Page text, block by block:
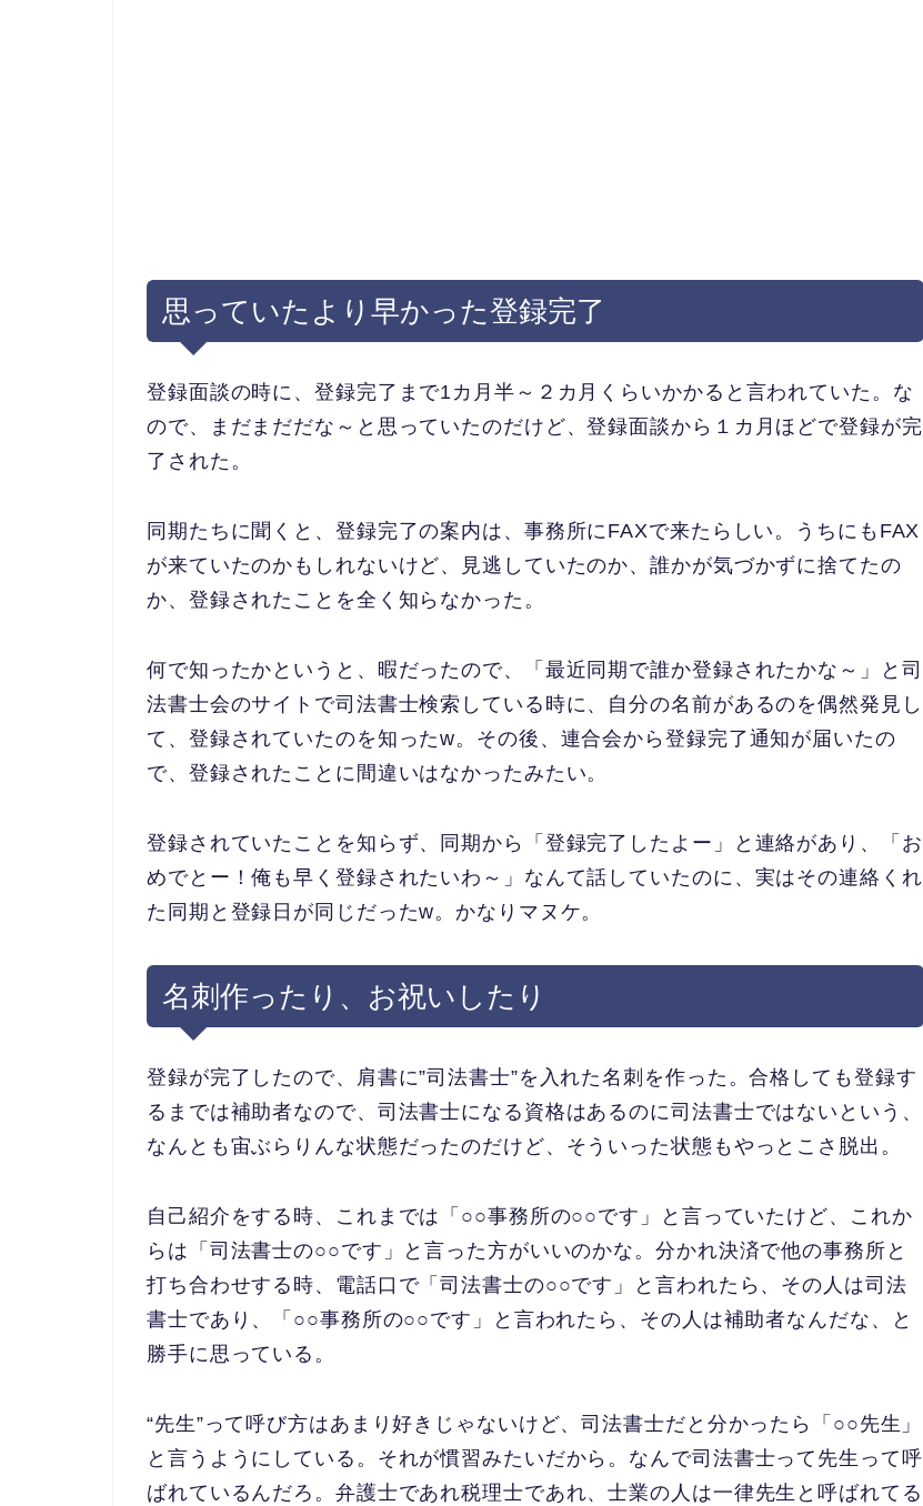
思っていたより早かった登録完了
登録面談の時に、登録完了まで1カ月半～２カ月くらいかかると言われていた。な
ので、まだまだだな～と思っていたのだけど、登録面談から１カ月ほどで登録が完
了された。
同期たちに聞くと、登録完了の案内は、事務所にFAXで来たらしい。うちにもFAX
が来ていたのかもしれないけど、見逃していたのか、誰かが気づかずに捨てたの
か、登録されたことを全く知らなかった。
何で知ったかというと、暇だったので、「最近同期で誰か登録されたかな～」と司
法書士会のサイトで司法書士検索している時に、自分の名前があるのを偶然発見し
て、登録されていたのを知ったw。その後、連合会から登録完了通知が届いたの
で、登録されたことに間違いはなかったみたい。
登録されていたことを知らず、同期から「登録完了したよー」と連絡があり、「お
めでとー！俺も早く登録されたいわ～」なんて話していたのに、実はその連絡くれ
た同期と登録日が同じだったw。かなりマヌケ。
名刺作ったり、お祝いしたり
登録が完了したので、肩書に”司法書士”を入れた名刺を作った。合格しても登録す
るまでは補助者なので、司法書士になる資格はあるのに司法書士ではないという、
なんとも宙ぶらりんな状態だったのだけど、そういった状態もやっとこさ脱出。
自己紹介をする時、これまでは「○○事務所の○○です」と言っていたけど、これか
らは「司法書士の○○です」と言った方がいいのかな。分かれ決済で他の事務所と
打ち合わせする時、電話口で「司法書士の○○です」と言われたら、その人は司法
書士であり、「○○事務所の○○です」と言われたら、その人は補助者なんだな、と
勝手に思っている。
“先生”って呼び方はあまり好きじゃないけど、司法書士だと分かったら「○○先生」
と言うようにしている。それが慣習みたいだから。なんで司法書士って先生って呼
ばれているんだろ。弁護士であれ税理士であれ、士業の人は一律先生と呼ばれてる